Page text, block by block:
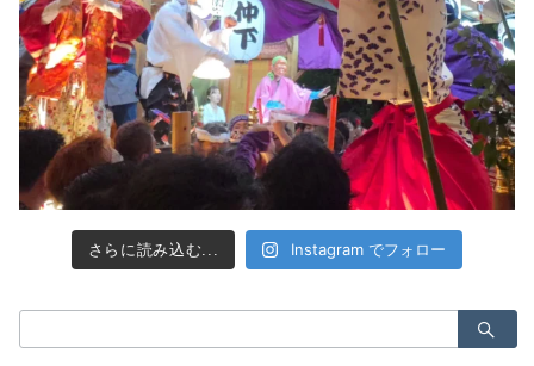
さらに読み込む... Instagram でフォロー
索：